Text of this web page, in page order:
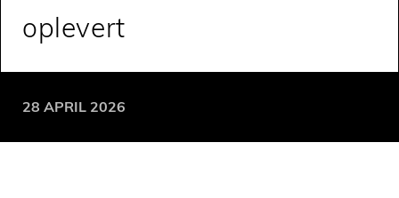
oplevert
28 APRIL 2026